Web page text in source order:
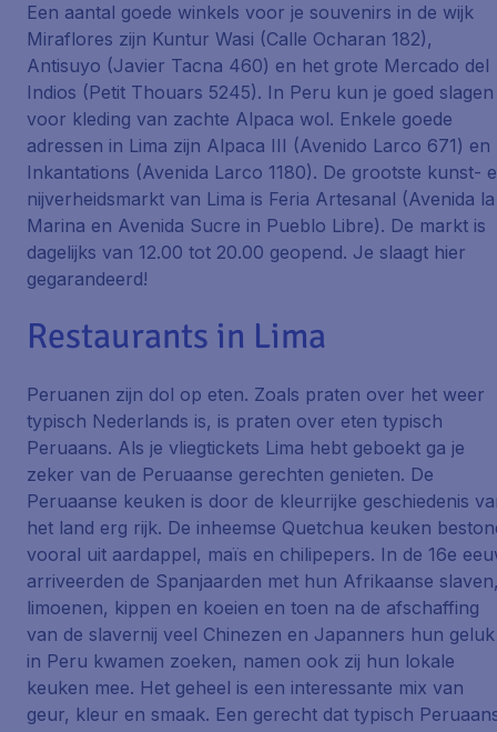
Een aantal goede winkels voor je souvenirs in de wijk
Miraflores zijn Kuntur Wasi (Calle Ocharan 182),
Antisuyo (Javier Tacna 460) en het grote Mercado del
Indios (Petit Thouars 5245). In Peru kun je goed slagen
voor kleding van zachte Alpaca wol. Enkele goede
adressen in Lima zijn Alpaca III (Avenido Larco 671) en
Inkantations (Avenida Larco 1180). De grootste kunst-
nijverheidsmarkt van Lima is Feria Artesanal (Avenida la
Marina en Avenida Sucre in Pueblo Libre). De markt is
dagelijks van 12.00 tot 20.00 geopend. Je slaagt hier
gegarandeerd!
Restaurants in Lima
Peruanen zijn dol op eten. Zoals praten over het weer
typisch Nederlands is, is praten over eten typisch
Peruaans. Als je vliegtickets Lima hebt geboekt ga je
zeker van de Peruaanse gerechten genieten. De
Peruaanse keuken is door de kleurrijke geschiedenis
het land erg rijk. De inheemse Quetchua keuken
vooral uit aardappel, maïs en chilipepers. In de 16e
arriveerden de Spanjaarden met hun Afrikaanse
limoenen, kippen en koeien en toen na de afschaffing
van de slavernij veel Chinezen en Japanners hun geluk
in Peru kwamen zoeken, namen ook zij hun lokale
keuken mee. Het geheel is een interessante mix van
geur, kleur en smaak. Een gerecht dat typisch